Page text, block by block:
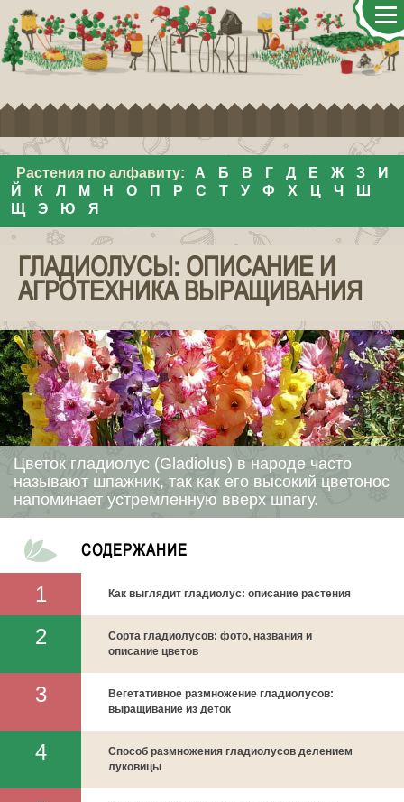
Растения по алфавиту: А Б В Г Д Е Ж З
И
Й
К Л М Н О П Р С Т У Ф Х Ц Ч
Ш
Щ
Э Ю Я
ГЛАДИОЛУСЫ: ОПИСАНИЕ И
АГРОТЕХНИКА ВЫРАЩИВАНИЯ
Цветок гладиолус (Gladiolus) в народе часто
называют шпажник, так как его высокий цветонос
напоминает устремленную вверх шпагу.
СОДЕРЖАНИЕ
Как выглядит гладиолус: описание растения
Сорта гладиолусов: фото, названия и
описание цветов
Вегетативное размножение гладиолусов:
выращивание из деток
Способ размножения гладиолусов делением
луковицы